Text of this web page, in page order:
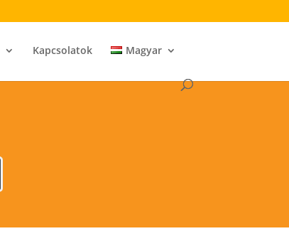
Kapcsolatok Magyar